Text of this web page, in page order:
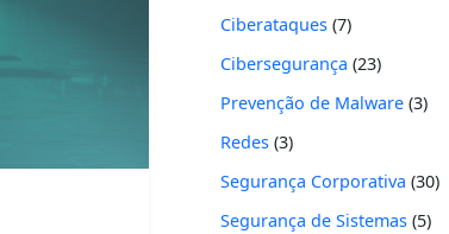
Ciberataques (7)
Cibersegurança (23)
Prevenção de Malware (3)
Redes (3)
Segurança Corporativa (30)
Segurança de Sistemas (5)